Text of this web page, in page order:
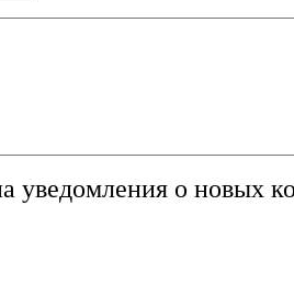
уведомления о новых